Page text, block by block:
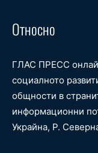
Относно
ГЛАС ПРЕСС
социалното
общности в
информационни
Украйна, Р.